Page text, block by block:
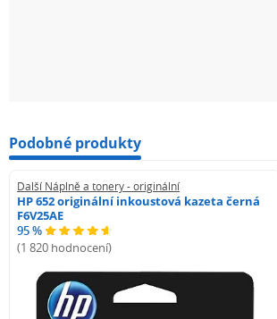
Podobné produkty
Další Náplně a tonery - originální
HP 652 originální inkoustová kazeta černá
F6V25AE
95 %
(1 820 hodnocení)